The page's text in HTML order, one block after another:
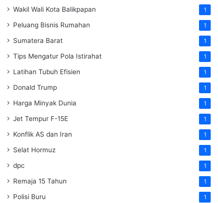
Wakil Wali Kota Balikpapan 1
Peluang Bisnis Rumahan 1
Sumatera Barat 1
Tips Mengatur Pola Istirahat 1
Latihan Tubuh Efisien 1
Donald Trump 1
Harga Minyak Dunia 1
Jet Tempur F-15E 1
Konflik AS dan Iran 1
Selat Hormuz 1
dpc 1
Remaja 15 Tahun 1
Polisi Buru 1